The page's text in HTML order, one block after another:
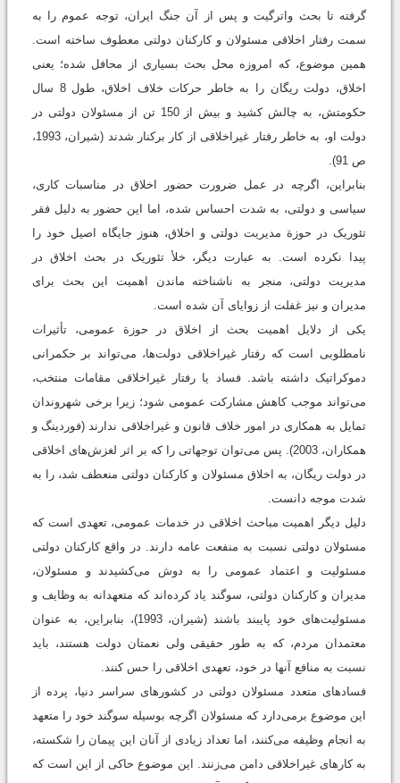
گرفته تا بحث واترگیت و پس از آن جنگ ایران، توجه عموم را به
سمت رفتار اخلاقی مسئولان و کارکنان دولتی معطوف ساخته است.
همین موضوع، که امروزه محل بحث بسیاری از محافل شده؛ یعنی
اخلاق، دولت ریگان را به خاطر حرکات خلاف اخلاق، طول 8 سال
حکومتش، به چالش کشید و بیش از 150 تن از مسئولان دولتی در
دولت او، به خاطر رفتار غیراخلاقی از کار برکنار شدند (شیران، 1993،
ص 91).
بنابراین، اگرچه در عمل ضرورت حضور اخلاق در مناسبات کاری،
سیاسی و دولتی، به شدت احساس شده، اما این حضور به دلیل فقر
تئوریک در حوزة مدیریت دولتی و اخلاق، هنوز جایگاه اصیل خود را
پیدا نکرده است. به عبارت دیگر، خلأ تئوریک در بحث اخلاق در
مدیریت دولتی، منجر به ناشناخته ‌ماندن اهمیت این بحث برای
مدیران و نیز غفلت از زوایای آن شده است.
یکی از دلایل اهمیت بحث از اخلاق در حوزة عمومی، تأثیرات
نامطلوبی است که رفتار غیراخلاقی دولت‌ها، می‌تواند بر حکمرانی
دموکراتیک داشته باشد. فساد یا رفتار غیراخلاقی مقامات منتخب،
می‌تواند موجب کاهش مشارکت عمومی شود؛ زیرا برخی شهروندان
تمایل به همکاری در امور خلاف قانون و غیراخلاقی ندارند (فوردینگ و
همکاران، 2003). پس می‌توان توجهاتی را که بر اثر لغزش‌های اخلاقی
در دولت ریگان، به اخلاق مسئولان و کارکنان دولتی منعطف شد، را به
شدت موجه دانست.
دلیل دیگر اهمیت مباحث اخلاقی در خدمات عمومی، تعهدی است که
مسئولان دولتی نسبت به منفعت عامه دارند. در واقع کارکنان دولتی
مسئولیت و اعتماد عمومی را به دوش می‌کشیدند و مسئولان،
مدیران و کارکنان دولتی، سوگند یاد کرده‌اند که متعهدانه به وظایف و
مسئولیت‌های خود پایبند باشند (شیران، 1993)، بنابراین، به عنوان
معتمدان مردم، که به طور حقیقی ولی نعمتان دولت هستند، باید
نسبت به منافع آنها در خود، تعهدی اخلاقی را حس کنند.
فسادهای متعدد مسئولان دولتی در کشورهای سراسر دنیا، پرده از
این موضوع برمی‌دارد که مسئولان اگرچه بوسیله سوگند خود را متعهد
به انجام وظیفه می‌کنند، اما تعداد زیادی از آنان این پیمان را شکسته،
به کارهای غیراخلاقی دامن می‌زنند. این موضوع حاکی از اين است که